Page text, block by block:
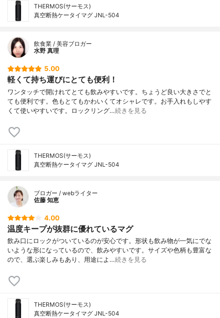
THERMOS(サーモス)
真空断熱ケータイマグ JNL-504
飲食業 / 美容ブロガー
水野 真理
5.00
軽くて持ち運びにとても便利！
ワンタッチで開けれてとても飲みやすいです。ちょうど良い大きさでと
ても便利です。色もとてもかわいくてオシャレです。お手入れもしやす
くて使いやすいです。ロックリング…続きを見る
THERMOS(サーモス)
真空断熱ケータイマグ JNL-504
ブロガー / webライター
佐藤 知恵
4.00
温度キープが抜群に優れているマグ
飲み口にロックがついているのが安心です。形状も飲み物が一気にでな
いような形になっているので、飲みやすいです。サイズや色柄も豊富な
ので、選ぶ楽しみもあり、用途によ…続きを見る
THERMOS(サーモス)
真空断熱ケータイマグ JNL-504